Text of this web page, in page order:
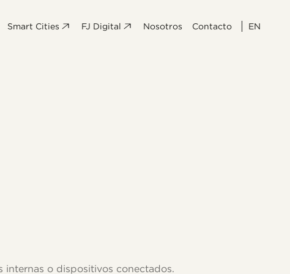
Smart Cities FJ Digital Nosotros Contacto EN
internas o dispositivos conectados.